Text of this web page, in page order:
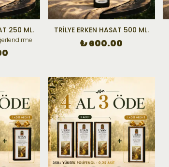
250 ML.
TRİLYE ERKEN HASAT 500 ML.
₺ 600.00